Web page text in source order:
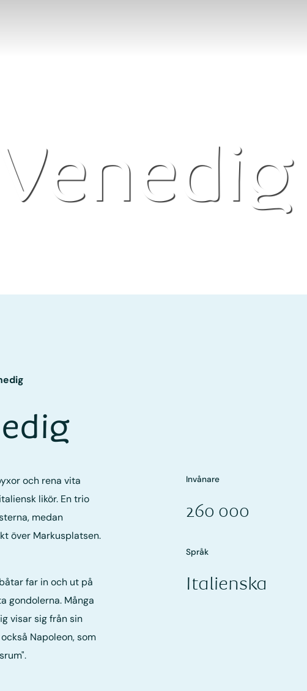
Venedig
och rena vita
likör. En trio
medan
över Markusplatsen.
far in och ut på
gondolerna. Många
visar sig från sin
Napoleon, som
Invånare
260 000
Språk
Italienska